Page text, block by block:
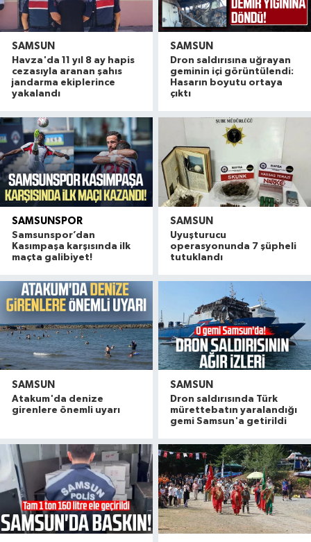
SAMSUN
Havza'da 11 yıl 8 ay hapis
cezasıyla aranan şahıs
jandarma ekiplerince
yakalandı
SAMSUN
Dron saldırısına uğrayan
geminin içi görüntülendi:
Hasarın boyutu ortaya
çıktı
SAMSUNSPOR
Samsunspor’dan
Kasımpaşa karşısında ilk
maçta galibiyet!
SAMSUN
Uyuşturucu
operasyonunda 7 şüpheli
tutuklandı
SAMSUN
Atakum'da denize
girenlere önemli uyarı
SAMSUN
Dron saldırısında Türk
mürettebatın yaralandığı
gemi Samsun'a getirildi